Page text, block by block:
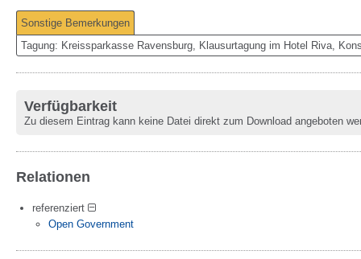
Sonstige Bemerkungen
Tagung: Kreissparkasse Ravensburg, Klausurtagung im Hotel Riva,
Verfügbarkeit
Zu diesem Eintrag kann keine Datei direkt zum Download angeboten
Relationen
referenziert
Open Government